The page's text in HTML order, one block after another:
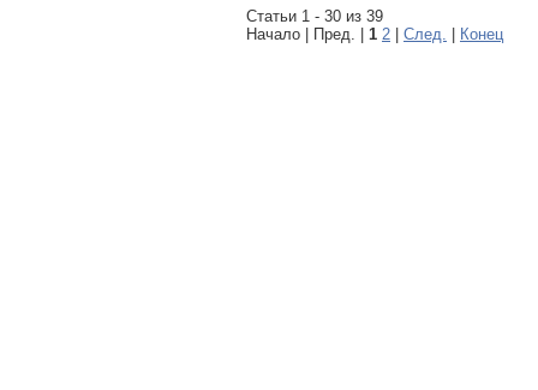
Статьи 1 - 30 из 39
Начало | Пред. | 1 2 След. Конец